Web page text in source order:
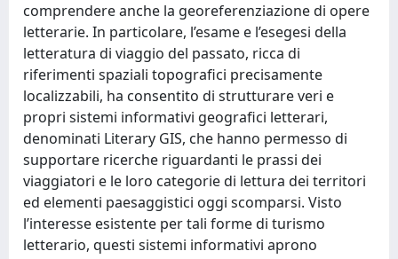
comprendere anche la georeferenziazione di opere
letterarie. In particolare, l’esame e l’esegesi della
letteratura di viaggio del passato, ricca di
riferimenti spaziali topografici precisamente
localizzabili, ha consentito di strutturare veri e
propri sistemi informativi geografici letterari,
denominati Literary GIS, che hanno permesso di
supportare ricerche riguardanti le prassi dei
viaggiatori e le loro categorie di lettura dei territori
ed elementi paesaggistici oggi scomparsi. Visto
l’interesse esistente per tali forme di turismo
letterario, questi sistemi informativi aprono